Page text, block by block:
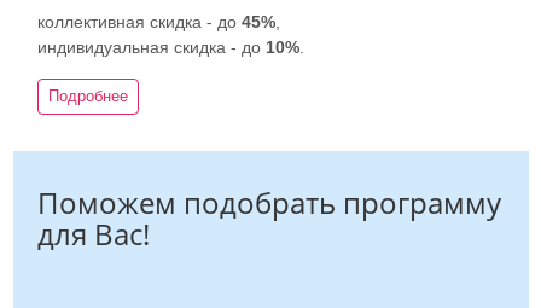
коллективная скидка - до 45%
индивидуальная скидка - до 10%
Подробнее
Поможем подобрать программу
для Вас!